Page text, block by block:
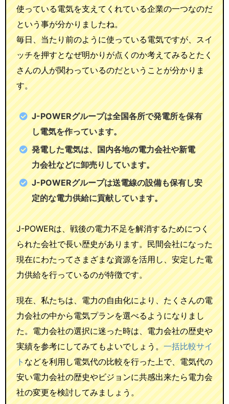
使っている電気を支えてくれている企業の一つなのだ
という事が分かりましたね。
毎日、当たり前のように使っている電気ですが、スイ
ッチを押すとなぜ明かりが点くのか考えてみるとたく
さんの人が関わっているのだということが分かりま
す。
J-POWERグループは全国各所で発電所を保有
し電気を作っています。
発電した電気は、国内各地の電力会社や新電
力会社などに卸売りしています。
J-POWERグループは送電線の設備も保有し安
定的な電力供給に貢献しています。
J-POWERは、戦後の電力不足を解消するためにつく
られた会社で長い歴史があります。民間会社になった
現在にわたってさまざまな資源を活用し、安定した電
力供給を行っているのが特徴です。
現在、私たちは、電力の自由化により、たくさんの電
力会社の中から電気プランを選べるようになりまし
た。電力会社の選択に迷った時は、電力会社の歴史や
実績を参考にしてみてもよいでしょう。一括比較サイ
トなどを利用し電気代の比較を行った上で、電気代の
安い電力会社の歴史やビジョンに共感出来たら電力会
社の変更を検討してみましょう。